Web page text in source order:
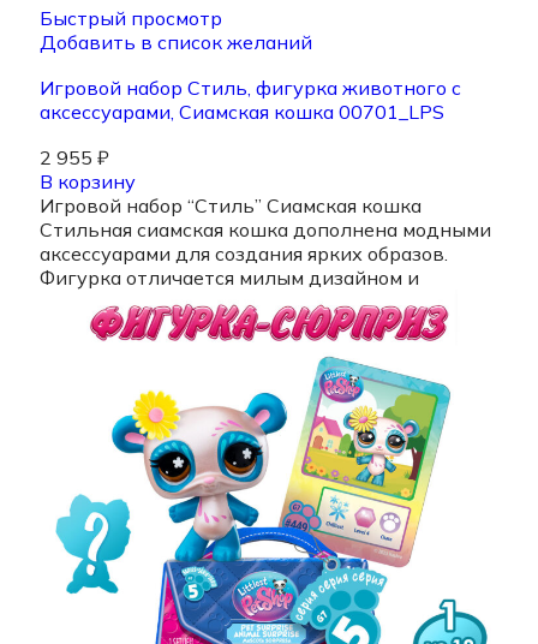
Быстрый просмотр
Добавить в список желаний
Игровой набор Стиль, фигурка животного с
аксессуарами, Сиамская кошка 00701_LPS
2 955 ₽
В корзину
Игровой набор “Стиль” Сиамская кошка
Стильная сиамская кошка дополнена модными
аксессуарами для создания ярких образов.
Фигурка отличается милым дизайном и